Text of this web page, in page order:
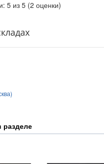
5 из 5 (2 оценки)
разделе